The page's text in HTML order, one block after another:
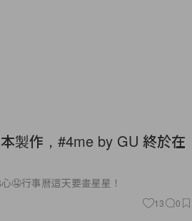
製作，#4me by GU 終於在
🤤行事曆這天要畫星星！
13 0